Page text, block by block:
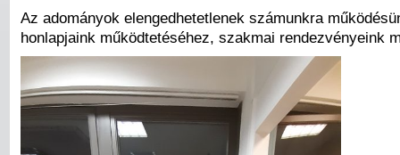
Az adományok elengedhetetlenek számunkra
honlapjaink működtetéséhez, szakmai rendezvényeink